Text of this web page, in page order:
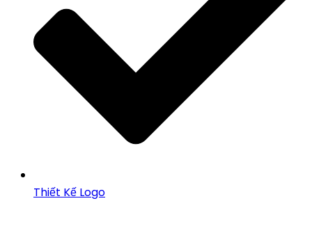
Thiết Kế Logo